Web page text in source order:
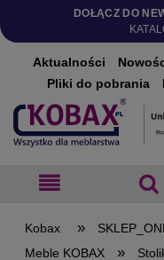
DOŁĄCZ DO
Aktualności
Pliki do pobrania
»
Meble KOBAX »